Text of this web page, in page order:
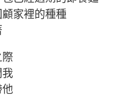
家裡的種種
際
我
他